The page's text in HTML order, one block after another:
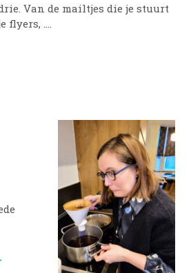
Van de mailtjes die je stuurt
….